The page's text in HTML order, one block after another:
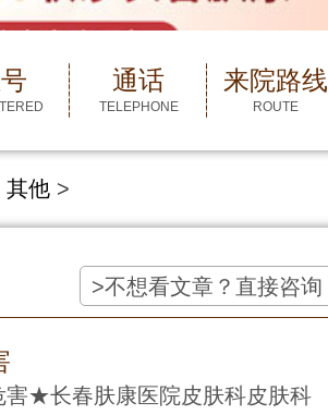
通话
TELEPHONE
来院路线
ROUTE
其他 >
>不想看文章？直接咨询
害★长春肤康医院皮肤科皮肤科